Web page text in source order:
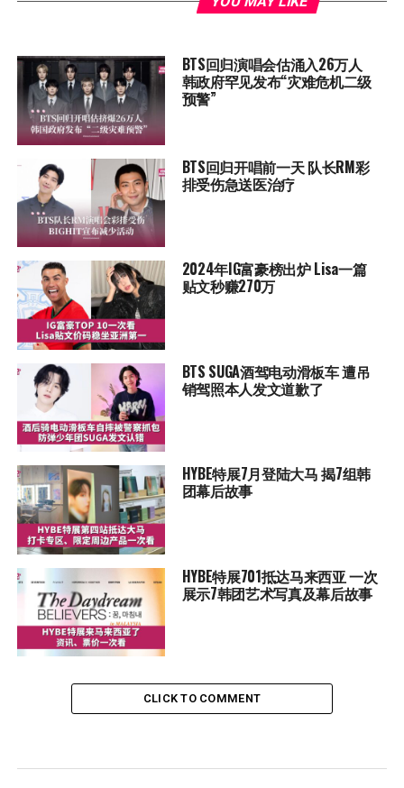
BTS回归演唱会估涌入26万人
韩政府罕见发布“灾难危机二级
预警”
BTS回归开唱前一天 队长RM彩
排受伤急送医治疗
2024年IG富豪榜出炉 Lisa一篇
贴文秒赚270万
BTS SUGA酒驾电动滑板车 遭吊
销驾照本人发文道歉了
HYBE特展7月登陆大马 揭7组韩
团幕后故事
HYBE特展701抵达马来西亚 一次
展示7韩团艺术写真及幕后故事
CLICK TO COMMENT